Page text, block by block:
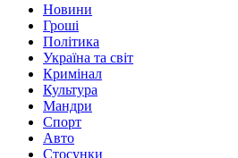
Новини
Гроші
Політика
Україна та світ
Кримінал
Культура
Мандри
Спорт
Авто
Стосунки